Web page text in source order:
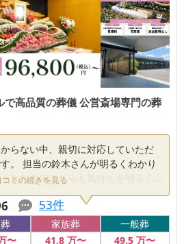
高品質の葬儀 公営斎場専門の葬
らない中、親切に対応していただ
。 担当の鈴木さんが明るくわかり
れたのでこちらも気持ちを明るく
しています。
コミの続きを見る
53件
〜
家族葬
41.8万〜
一般葬
49.5 万〜